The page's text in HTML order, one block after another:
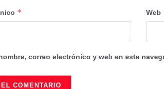
* Web
correo electrónico y web en este